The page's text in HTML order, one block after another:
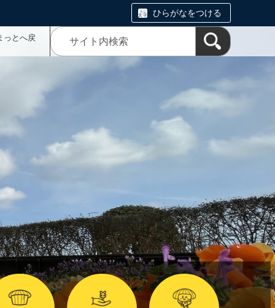
ひらがなをつける
とへ戻